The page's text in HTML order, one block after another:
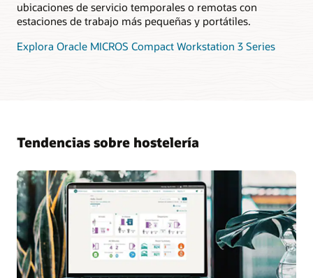
ubicaciones de servicio temporales o remotas con
estaciones de trabajo más pequeñas y portátiles.
Explora Oracle MICROS Compact Workstation 3 Series
Tendencias sobre hostelería